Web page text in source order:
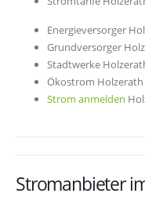
Energieversorger
Grundversorger
Stadtwerke
Ökostrom Holzerath
Strom anmelden
Stromanbieter